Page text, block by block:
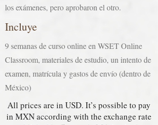
los exámenes, pero aprobaron el otro.
Incluye
9 semanas de curso online en WSET Online
Classroom, materiales de estudio, un intento de
examen, matrícula y gastos de envío (dentro de
México)
All prices are in USD. It’s possible to pay
in MXN according with the exchange rate